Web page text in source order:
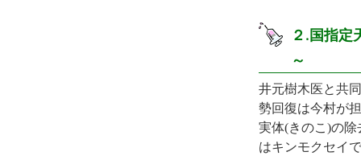
２.国指
～
井元樹木医と共
勢回復は今村が
実体(きのこ)の
はキンモクセイ